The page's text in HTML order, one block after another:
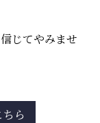
じてやみませ
ら